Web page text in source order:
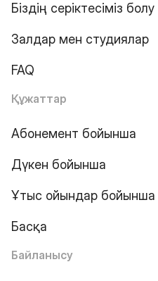
Біздің серіктесіміз болу
Залдар мен студиялар
FAQ
Құжаттар
Абонемент бойынша
Дүкен бойынша
Ұтыс ойындар бойынша
Басқа
Байланысу